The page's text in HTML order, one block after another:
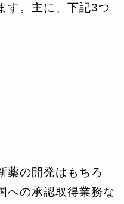
す。主に、下記3つ
薬の開発はもちろ
への承認取得業務な